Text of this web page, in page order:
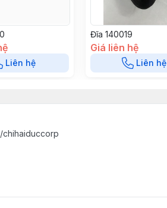
Liên hệ
Đĩa 140019
Giá liên hệ
Liên hệ